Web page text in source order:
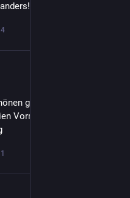
😡📦
4
guten Morgen und
Vormittag sowie einen
1